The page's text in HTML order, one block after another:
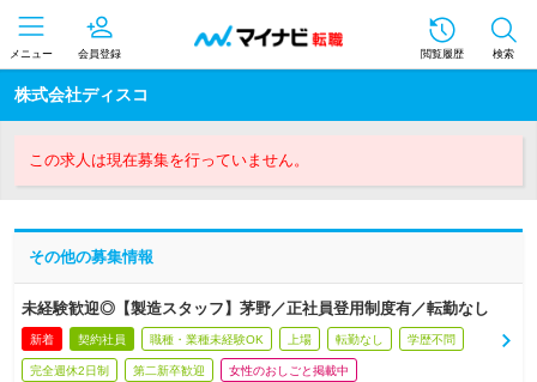
メニュー 会員登録 閲覧履歴 検索
株式会社ディスコ
この求人は現在募集を行っていません。
その他の募集情報
未経験歓迎◎【製造スタッフ】茅野／正社員登用制度有／転勤なし
新着 契約社員 職種・業種未経験OK 上場 転勤なし 学歴不問
完全週休2日制 第二新卒歓迎 女性のおしごと掲載中